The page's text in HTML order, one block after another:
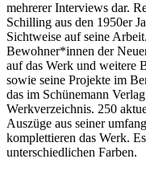
mehrerer Interviews dar.
Schilling aus den 1950er
Sichtweise auf seine
Bewohner*innen der
auf das Werk und weitere
sowie seine Projekte im
das im Schünemann
Werkverzeichnis. 250
Auszüge aus seiner
komplettieren das Werk.
unterschiedlichen Farben.